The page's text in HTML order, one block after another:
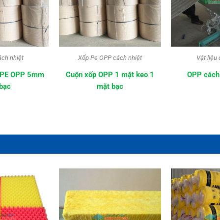
nhiệt
OPP 5mm
Xốp Pe OPP cách nhiệt
Cuộn xốp OPP 1 mặt keo 1
mặt bạc
Vật liệu
OPP